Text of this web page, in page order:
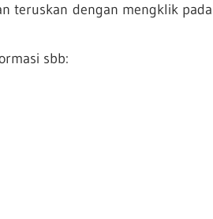
teruskan dengan mengklik pada
sbb: